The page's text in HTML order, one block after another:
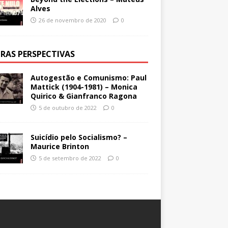
Alves
26 de novembro de 2020 0
PERSPECTIVAS
Autogestão e Comunismo: Paul
Mattick (1904-1981) – Monica
Quirico & Gianfranco Ragona
5 de outubro de 2022 0
Suicídio pelo Socialismo? –
Maurice Brinton
5 de setembro de 2022 0